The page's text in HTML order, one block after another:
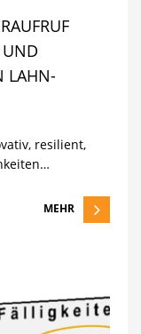
UND
LAHN-
resilient,
MEHR